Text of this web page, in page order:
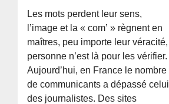
Les mots perdent leur sens,
l’image et la « com’ » règnent en
maîtres, peu importe leur véracité,
personne n’est là pour les vérifier.
Aujourd’hui, en France le nombre
de communicants a dépassé celui
des journalistes. Des sites